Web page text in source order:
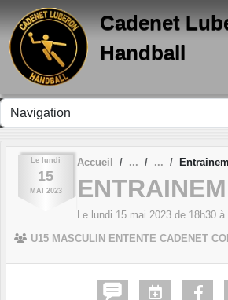
Cadenet
Handball
Le lundi
15
MAI 2023
Accueil
Le lundi 15 mai 2023 de 18h30 à
U15 MASCULIN ENTENTE CADENET
Panneau de gestion des cookies